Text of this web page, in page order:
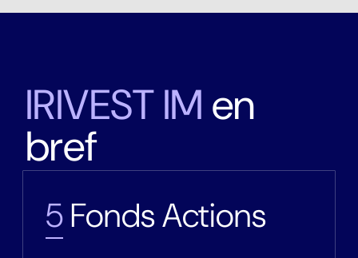
IRIVESTIM en
bref
5Fonds Actions